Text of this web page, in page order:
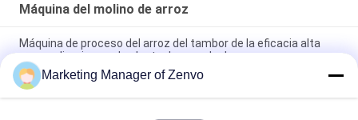
Máquina del molino de arroz
Máquina de proceso del arroz del tambor de la eficacia alta
pre que limpia para la planta de secado de grano
20 Ton/H galvanizaron el elevador de cubo para Paddy Drying
Plant
Marketing Manager of Zenvo